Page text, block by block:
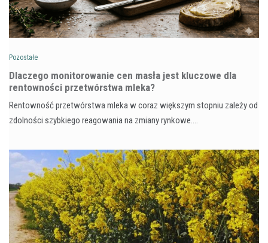
Pozostałe
Dlaczego monitorowanie cen masła jest kluczowe dla
rentowności przetwórstwa mleka?
Rentowność przetwórstwa mleka w coraz większym stopniu zależy od
zdolności szybkiego reagowania na zmiany rynkowe.…